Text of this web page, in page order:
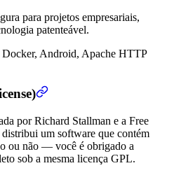
para projetos empresariais,
patenteável.
Docker, Android, Apache HTTP
por Richard Stallman e a Free
um software que contém
ou não — você é obrigado a
sob a mesma licença GPL.